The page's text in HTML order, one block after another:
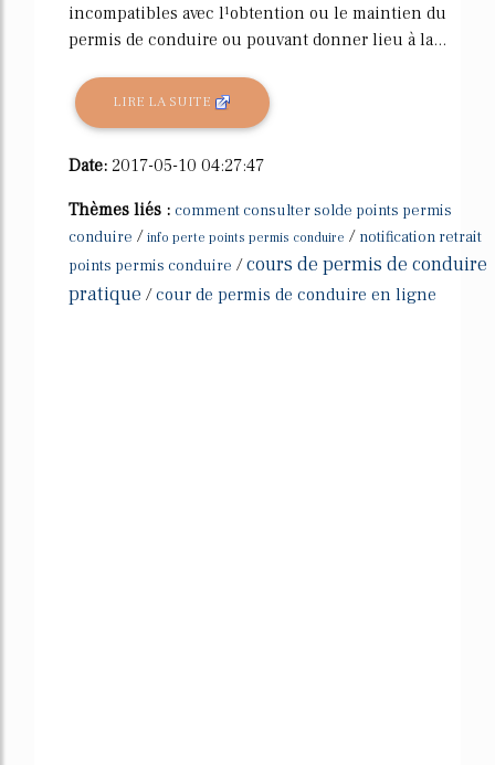
incompatibles avec l¹obtention ou le maintien du
permis de conduire ou pouvant donner lieu à la...
LIRE LA SUITE
Date: 2017-05-10 04:27:47
Thèmes liés : comment consulter solde points permis
conduire / info perte points permis conduire / notification retrait
points permis conduire /cours de permis de conduire
pratique /cour de permis de conduire en ligne